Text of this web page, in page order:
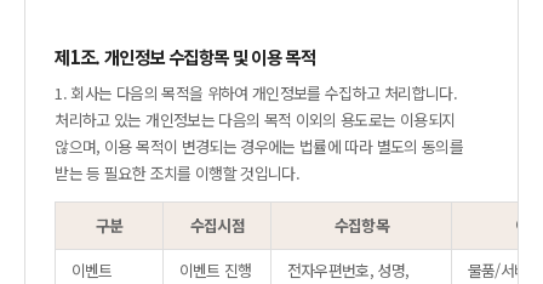
제1조. 개인정보 수집항목 및 이용 목적
1. 회사는 다음의 목적을 위하여 개인정보를 수집하고 처리합니다.
처리하고 있는 개인정보는 다음의 목적 이외의 용도로는 이용되지
않으며, 이용 목적이 변경되는 경우에는 법률에 따라 별도의 동의를
받는 등 필요한 조치를 이행할 것입니다.
구분 수집시점 수집항목
이
이벤트
이벤트 진행
전자우편번호, 성명,
물품/서비